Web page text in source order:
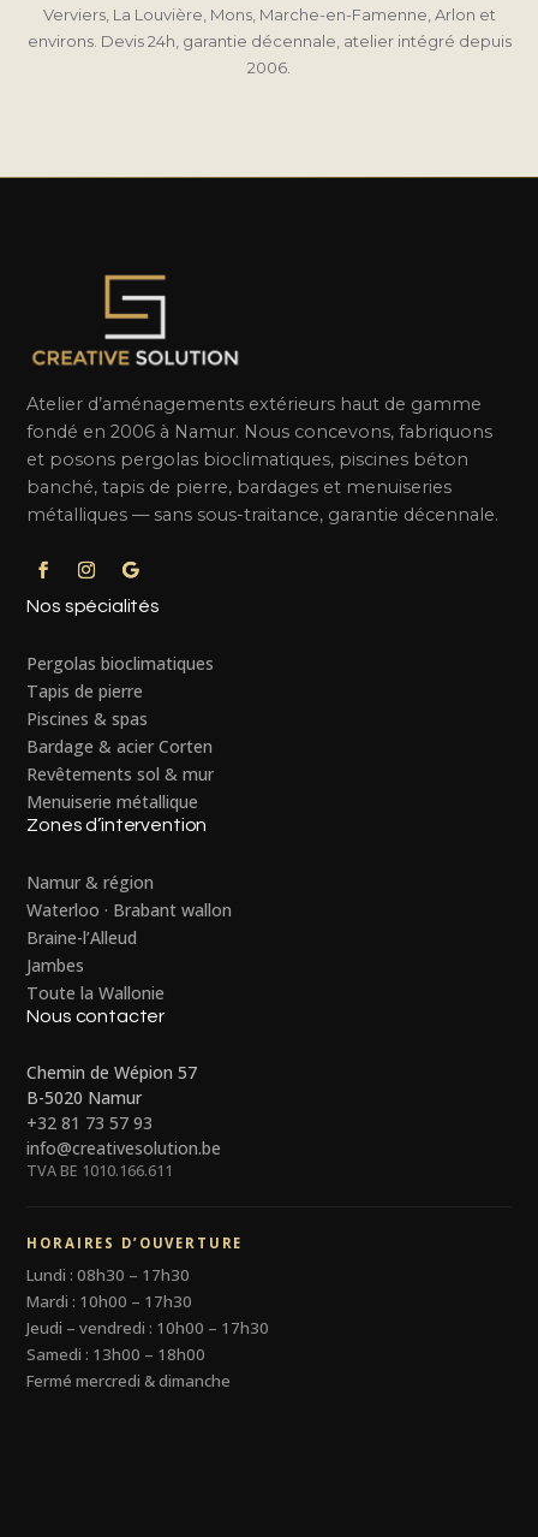
Verviers, La Louvière, Mons, Marche-en-Famenne, Arlon et
environs. Devis 24h, garantie décennale, atelier intégré depuis
2006.
Atelier d’aménagements extérieurs haut de gamme
fondé en 2006 à Namur. Nous concevons, fabriquons
et posons pergolas bioclimatiques, piscines béton
banché, tapis de pierre, bardages et menuiseries
métalliques — sans sous-traitance, garantie décennale.
Nos spécialités
Pergolas bioclimatiques
Tapis de pierre
Piscines & spas
Bardage & acier Corten
Revêtements sol & mur
Menuiserie métallique
Zones d’intervention
Namur & région
Waterloo · Brabant wallon
Braine-l’Alleud
Jambes
Toute la Wallonie
Nous contacter
Chemin de Wépion 57
B-5020 Namur
+32 81 73 57 93
info@creativesolution.be
TVA BE 1010.166.611
HORAIRES D’OUVERTURE
Lundi : 08h30 – 17h30
Mardi : 10h00 – 17h30
Jeudi – vendredi : 10h00 – 17h30
Samedi : 13h00 – 18h00
Fermé mercredi & dimanche